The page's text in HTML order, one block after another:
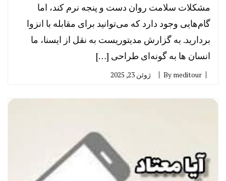
مشکلات سلامت روان دست و پنجه نرم کند، اما
گام‌هایی وجود دارد که می‌توانید برای مقابله با انزوا
بردارید. به گزارش مدیتوریست به نقل از ایسنا، ما
انسان ها به گونه‌ای طراحی […]
By meditour ژوئن 23, 2025